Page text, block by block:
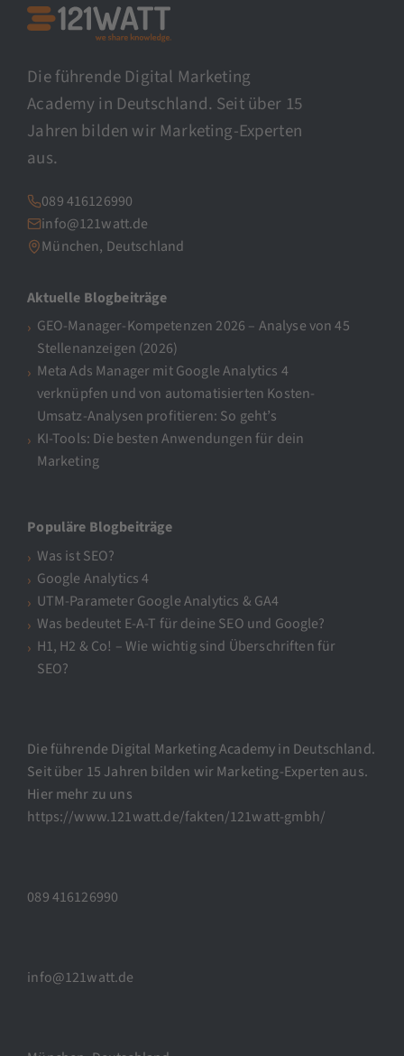
Die führende Digital Marketing
Academy in Deutschland. Seit über 15
Jahren bilden wir Marketing-Experten
aus.
089 416126990
info@121watt.de
München, Deutschland
Aktuelle Blogbeiträge
GEO-Manager-Kompetenzen 2026 – Analyse von 45
Stellenanzeigen (2026)
Meta Ads Manager mit Google Analytics 4
verknüpfen und von automatisierten Kosten-
Umsatz-Analysen profitieren: So geht’s
KI-Tools: Die besten Anwendungen für dein
Marketing
Populäre Blogbeiträge
Was ist SEO?
Google Analytics 4
UTM-Parameter Google Analytics & GA4
Was bedeutet E-A-T für deine SEO und Google?
H1, H2 & Co! – Wie wichtig sind Überschriften für
SEO?
Die führende Digital Marketing Academy in Deutschland.
Seit über 15 Jahren bilden wir Marketing-Experten aus.
Hier mehr zu uns
https://www.121watt.de/fakten/121watt-gmbh/
089 416126990
info@121watt.de